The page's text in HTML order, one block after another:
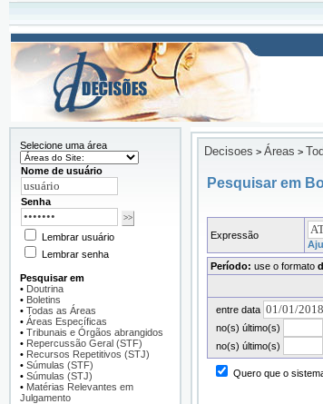
Selecione uma área
Nome de usuário
Senha
Lembrar usuário
Lembrar senha
Pesquisar em
• Doutrina
• Boletins
• Todas as Áreas
• Áreas Específicas
• Tribunais e Órgãos abrangidos
• Repercussão Geral (STF)
• Recursos Repetitivos (STJ)
• Súmulas (STF)
• Súmulas (STJ)
• Matérias Relevantes em
Julgamento
Decisoes > Áreas >
Pesquisar em
Expressão
Período: use o formato
entre data
no(s) último(s)
no(s) último(s)
Quero que o